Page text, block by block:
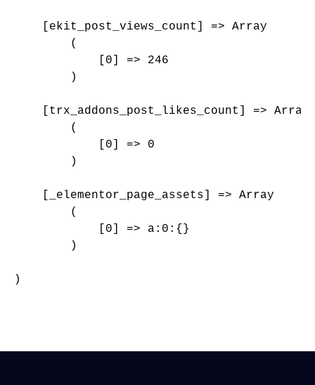
    [ekit_post_views_count] => Array
        (
            [0] => 246
        )
    [trx_addons_post_likes_count] => Array
        (
            [0] => 0
        )
    [_elementor_page_assets] => Array
        (
            [0] => a:0:{}
        )
)